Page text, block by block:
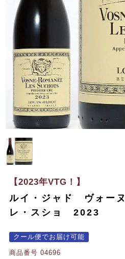
【2023年VTG！】
ルイ・ジャド ヴォ
レ・スショ 2023
クール便でお届け可能
商品番号 04696